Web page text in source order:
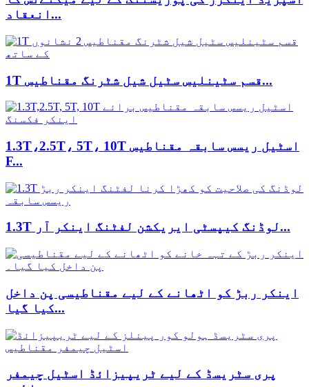
انعقاد...
1T قسم سٹینلیس سٹیل شیل شٹرنگ مقناطیس...
1.3T،2.5T، 5T، 10T اسٹیل ریسس سابقہ ​​مقناطیس
F...
1.3T لوڈنگ کیپسٹی ایریکشن لفٹنگ اینکر آر...
اینکر ربڑ کو اٹھانے کے لیے مقناطیسی پن داخل
کیا گیا...
پری سٹریسڈ کے لیے ٹریپیزائڈ اسٹیل چیمفر